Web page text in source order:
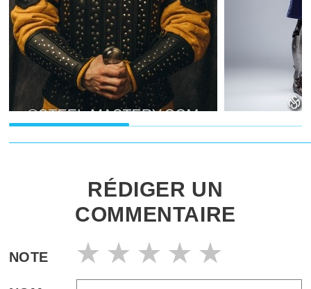
RÉDIGER UN
COMMENTAIRE
NOTE